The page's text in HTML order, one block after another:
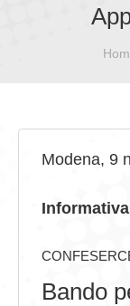
Modena, 9
Informativa
Bando